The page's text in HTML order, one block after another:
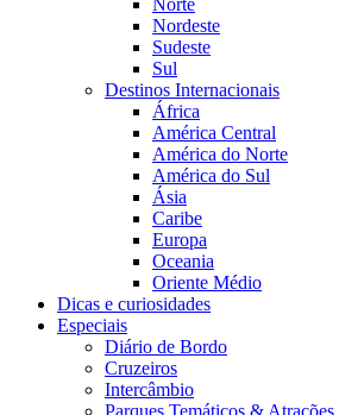
Nordeste
Sudeste
Sul
Destinos Internacionais
África
América Central
América do Norte
América do Sul
Ásia
Caribe
Europa
Oceania
Oriente Médio
Dicas e curiosidades
Especiais
Diário de Bordo
Cruzeiros
Intercâmbio
Parques Temáticos & Atrações